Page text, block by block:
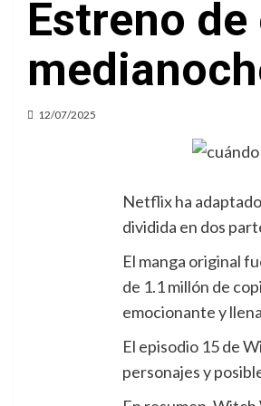
Estreno
12/07/2025
Netflix ha
dividida en dos
El manga original
de 1.1 millón de
emocionante y
El episodio 15 de
personajes y